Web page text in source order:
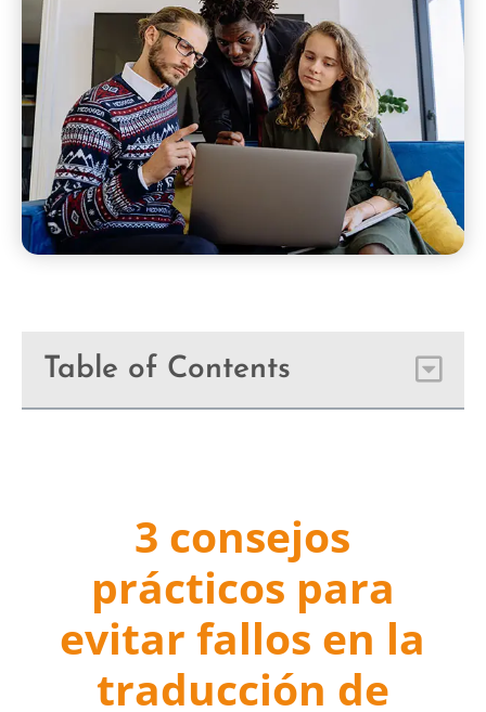
Table of Contents
3 consejos
prácticos para
evitar fallos en la
traducción de